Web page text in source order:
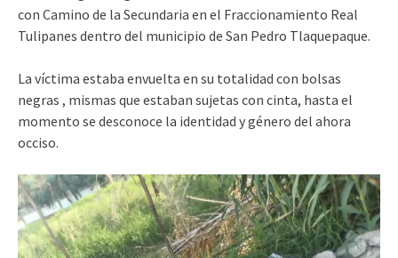
con Camino de la Secundaria en el Fraccionamiento Real
Tulipanes dentro del municipio de San Pedro Tlaquepaque.
La víctima estaba envuelta en su totalidad con bolsas
negras , mismas que estaban sujetas con cinta, hasta el
momento se desconoce la identidad y género del ahora
occiso.